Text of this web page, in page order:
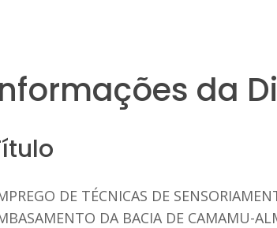
da
DE TÉCNICAS DE
DA BACIA DE CAMAMU-